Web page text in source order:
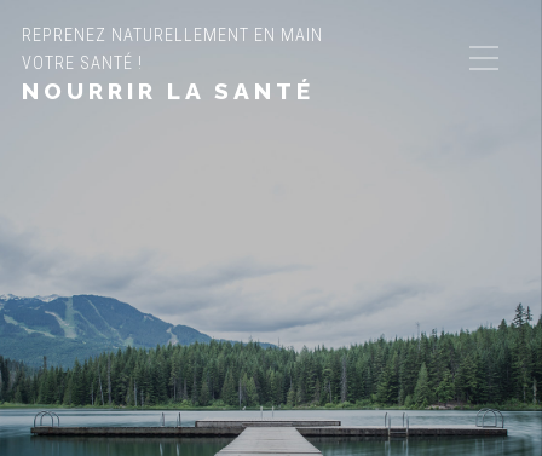
REPRENEZ NATURELLEMENT EN MAIN
VOTRE SANTÉ !
NOURRIR LA SANTÉ